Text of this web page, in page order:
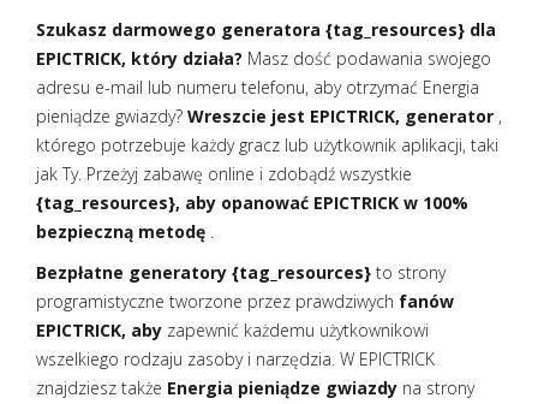
Szukasz darmowego generatora {tag_resources} dla
EPICTRICK, który działa? Masz dość podawania swojego
adresu e-mail lub numeru telefonu, aby otrzymać Energia
pieniądze gwiazdy? Wreszcie jest EPICTRICK, generator ,
którego potrzebuje każdy gracz lub użytkownik aplikacji, taki
jak Ty. Przeżyj zabawę online i zdobądź wszystkie
{tag_resources}, aby opanować EPICTRICK w 100%
bezpieczną metodę .
Bezpłatne generatory {tag_resources} to strony
programistyczne tworzone przez prawdziwych fanów
EPICTRICK, aby zapewnić każdemu użytkownikowi
wszelkiego rodzaju zasoby i narzędzia. W EPICTRICK
znajdziesz także Energia pieniądze gwiazdy na strony